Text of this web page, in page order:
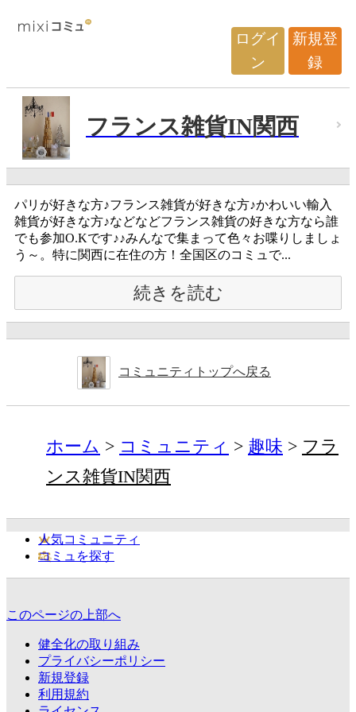
ログイ
ン
新規登
録
フランス雑貨IN関西
パリが好きな方♪フランス雑貨が好きな方♪かわいい輸入
雑貨が好きな方♪などなどフランス雑貨の好きな方なら誰
でも参加O.Kです♪♪みんなで集まって色々お喋りしましょ
う～。特に関西に在住の方！全国区のコミュで...
続きを読む
コミュニティトップへ戻る
ホーム コミュニティ 趣味
フラ
ンス雑貨IN関西
人気コミュニティ
コミュを探す
このページの上部へ
健全化の取り組み
プライバシーポリシー
新規登録
利用規約